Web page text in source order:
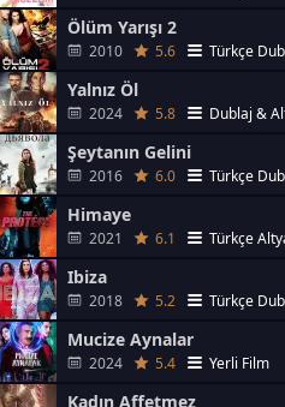
Ölüm Yarışı 2
2010 5.6 Türkçe
Yalnız Öl
2024 5.8 Dublaj &
Şeytanın Gelini
2016 6.0 Türkçe
Himaye
2021 6.1 Türkçe
Ibiza
2018 5.2 Türkçe
Mucize Aynalar
2024 5.4 Yerli Film
Kadın Affetmez